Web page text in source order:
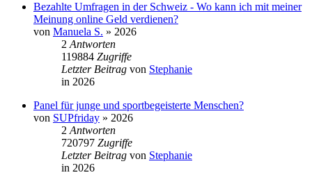
Bezahlte Umfragen in der Schweiz - Wo kann ich mit meiner
Meinung online Geld verdienen?
von Manuela S. » 2026
2 Antworten
119884 Zugriffe
Letzter Beitrag von Stephanie
in 2026
Panel für junge und sportbegeisterte Menschen?
von SUPfriday » 2026
2 Antworten
720797 Zugriffe
Letzter Beitrag von Stephanie
in 2026